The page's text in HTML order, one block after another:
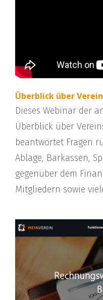
Überblick über
Dieses Webinar der
Überblick über
beantwortet Fragen
Ablage, Barkassen,
gegenüber dem
Mitgliedern sowie